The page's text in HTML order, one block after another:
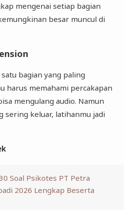
mengenai setiap bagian
besar muncul di
bagian yang paling
harus memahami percakapan
mengulang audio. Namun
sering keluar, latihanmu jadi
Soal Psikotes PT Petra
2026 Lengkap Beserta